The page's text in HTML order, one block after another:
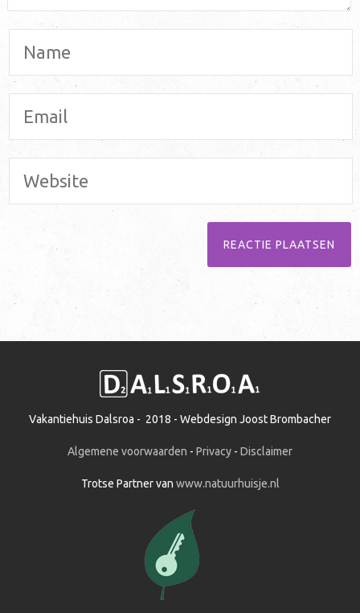
Vakantiehuis Dalsroa - 2018 - Webdesign Joost Brombacher
Algemene voorwaarden - Privacy - Disclaimer
Trotse Partner van www.natuurhuisje.nl